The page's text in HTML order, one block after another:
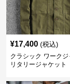
¥17,400 (税込)
クラシック ワークジ
リタリージャケット